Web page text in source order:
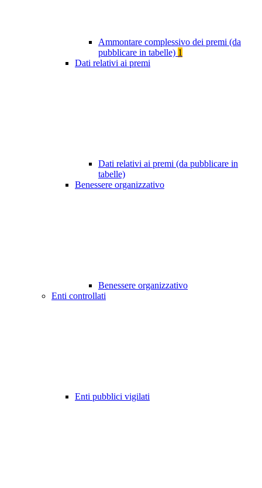
Ammontare complessivo dei premi (da
pubblicare in tabelle) 1
Dati relativi ai premi
Dati relativi ai premi (da pubblicare in
tabelle)
Benessere organizzativo
Benessere organizzativo
Enti controllati
Enti pubblici vigilati